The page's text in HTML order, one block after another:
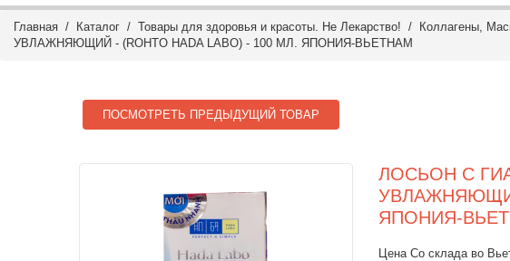
Главная / Каталог / Товары для здоровья и красоты. Не Лекарство! / Коллагены,
УВЛАЖНЯЮЩИЙ - (ROHTO HADA LABO) - 100 МЛ. ЯПОНИЯ-ВЬЕТНАМ
ПОСМОТРЕТЬ ПРЕДЫДУЩИЙ ТОВАР
ЛОСЬОН С
УВЛАЖНЯЮЩИЙ
ЯПОНИЯ-
Цена Со склада во